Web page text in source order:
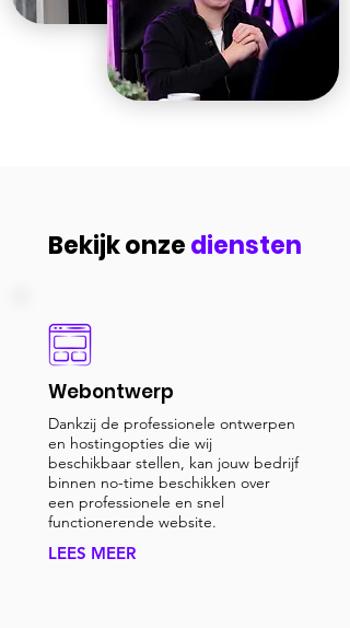
Bekijk onzediensten
Webontwerp
Dankzij de professionele ontwerpen
en hostingopties die wij
beschikbaar stellen, kan jouw bedrijf
binnen no-time beschikken over
een professionele en snel
functionerende website.
LEES MEER